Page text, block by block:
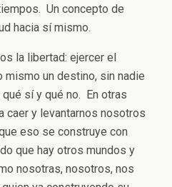
Un concepto de
hacia sí mismo.
la libertad: ejercer el
un destino, sin nadie
sí y qué no. En otras
caer y levantarnos nosotros
eso se construye con
que hay otros mundos y
nosotras, nosotros, nos